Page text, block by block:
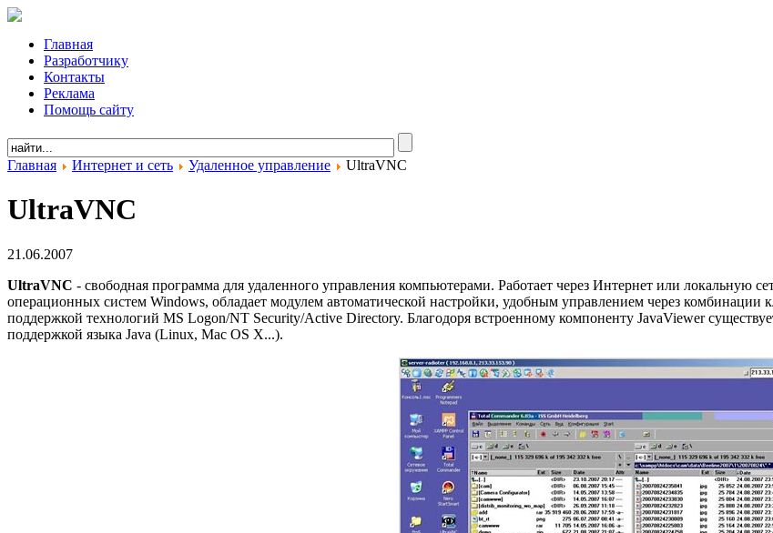
Главная
Разработчику
Контакты
Реклама
Помощь сайту
Главная Интернет и сеть Удаленное управление UltraVNC
UltraVNC
21.06.2007
UltraVNC - свободная программа для удаленного управления компьютерами. Работает через Интернет или локальную
операционных систем Windows, обладает модулем автоматической настройки, удобным управлением через
поддержкой технологий MS Logon/NT Security/Active Directory. Благодоря встроенному компоненту JavaViewer
поддержкой языка Java (Linux, Mac OS X...).